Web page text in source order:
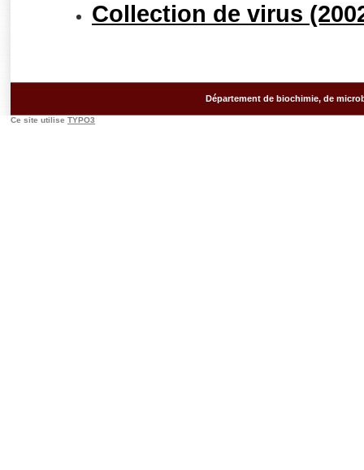
Collection de virus
Département de biochimie, de
Ce site utilise TYPO3